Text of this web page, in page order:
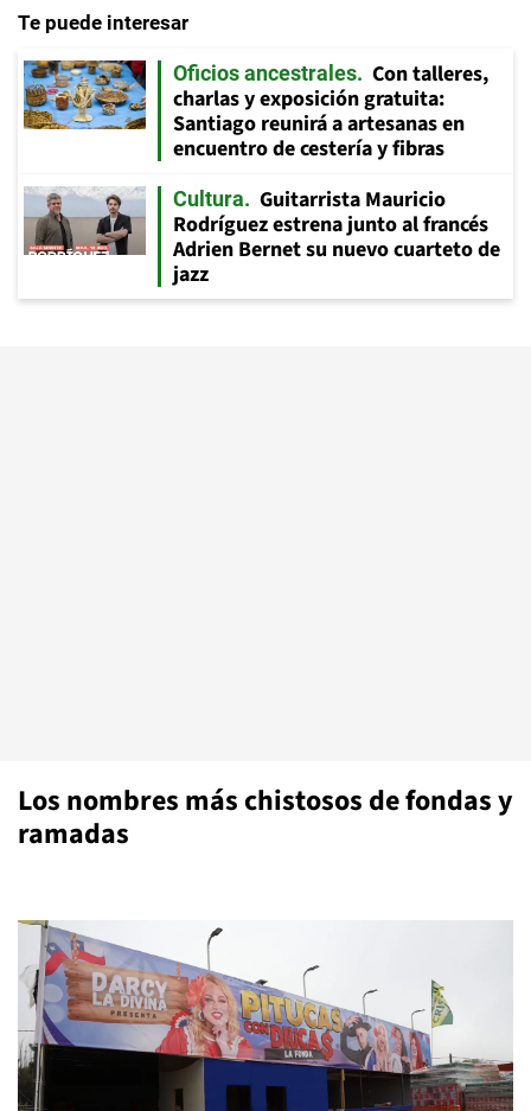
Te puede interesar
Oficios ancestrales
Con talleres,
charlas y exposición gratuita:
Santiago reunirá a artesanas en
encuentro de cestería y fibras
Cultura
Guitarrista Mauricio
Rodríguez estrena junto al francés
Adrien Bernet su nuevo cuarteto de
jazz
Los nombres más chistosos de fondas y
ramadas